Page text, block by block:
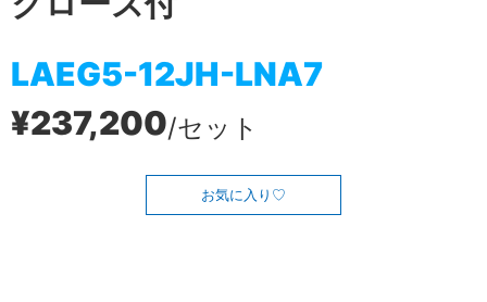
LAEG5-12JH-LNA7
¥237,200/セット
お気に入り